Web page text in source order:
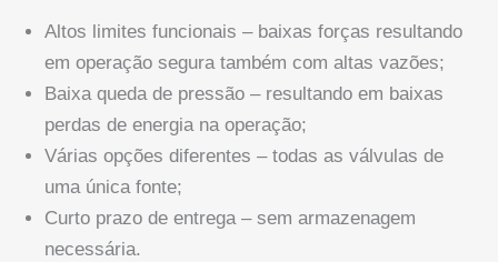
Altos limites funcionais – baixas forças resultando
em operação segura também com altas vazões;
Baixa queda de pressão – resultando em baixas
perdas de energia na operação;
Várias opções diferentes – todas as válvulas de
uma única fonte;
Curto prazo de entrega – sem armazenagem
necessária.